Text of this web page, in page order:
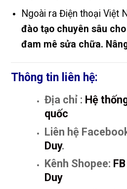
Ngoài ra Điện thoại Việt
đào tạo chuyên sâu
đam mê sửa chữa.
Thông tin liên hệ:
Địa chỉ : Hệ
quốc
Liên hệ
Duy.
Kênh Shopee:
Duy